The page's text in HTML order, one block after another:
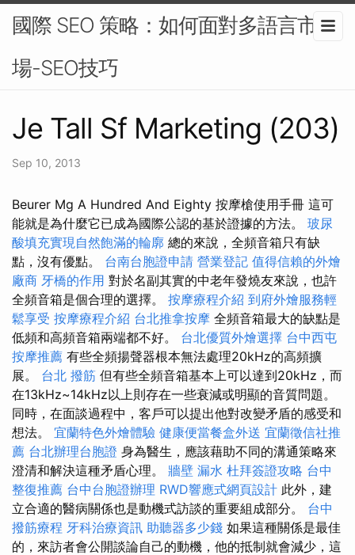
國際 SEO 策略：如何面對多語言市
場-SEO技巧
Je Tall Sf Marketing (203)
Sep 10, 2013
Beurer Mg A Hundred And Eighty 按摩槍使用手冊 這可
能就是為什麼它已成為國際公認的基於證據的方法。 玻尿
酸填充實現自然飽滿的輪廓 總的來說，全頻音箱只有缺
點，沒有優點。 台南台胞證申請 營業登記 值得信賴的外燴
廠商 牙橋的作用 對於名副其實的中老年發燒友來說，也許
全頻音箱是個合理的選擇。 按摩療程介紹 到府外燴服務輕
鬆享受 按摩療程介紹 台北推拿按摩 全頻音箱最大的缺點是
低頻和高頻音箱兩端都不好。 台北優質外燴選擇 台中西屯
按摩推薦 有些全頻揚聲器根本無法處理20kHz的高頻擴
展。 台北 撥筋 但有些全頻音箱基本上可以達到20kHz，而
在13kHz~14kHz以上則存在一些衰減或明顯的音質問題。
同時，在面談過程中，客戶可以提出他對改變矛盾的感受和
想法。 宜蘭特色外燴體驗 健康便當餐盒外送 宜蘭徵信社推
薦 台北辦理台胞證 身為醫生，應該藉助不同的溝通策略來
澄清和解決這種矛盾心理。 牆壁 漏水 杜拜簽證攻略 台中
整復推薦 台中台胞證辦理 RWD響應式網頁設計 此外，建
立合適的醫病關係也是動機式訪談的重要組成部分。 台中
撥筋療程 牙科治療資訊 助聽器多少錢 如果這種關係是最佳
的，來訪者會公開談論自己的動機，他的抵制就會減少，這